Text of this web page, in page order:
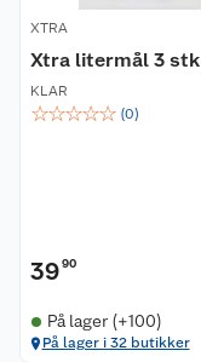
XTRA
Xtra litermål 3 stk
KLAR
☆☆☆☆☆ (0)
3990
På lager (+100)
På lager i 32 butikker